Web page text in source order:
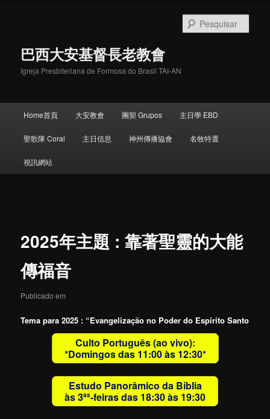
principal巴西大安基督長老教會
Igreja Presbiteriana de Formosa do Brasil TAI-AN
principal
Home首頁 大安教會 團契 Grupos 主日學 EBD
聖歌隊 Coral 主日信息 神州傳播協會 名牧特選
視訊網站
2025年主題 : 靠著聖靈的大能
傳福音
Publicado em
Tema para 2025 : “Evangelização no Poder do Espírito Santo
Culto Português (ao vivo):
*Domingos das 11:00 às 12:30*
Estudo Panorâmico da Bíblia
às 3as-feiras das 18:30 às 19:30